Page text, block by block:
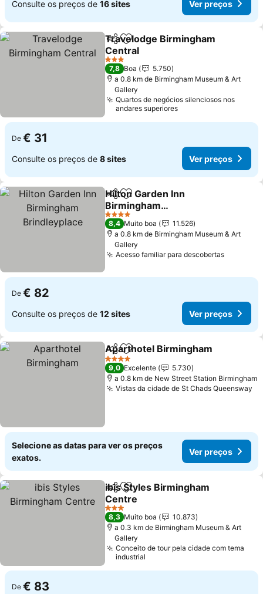
Consulte os preços de 16 sites Ver preços
PartilharAdicionar aos favoritos
Travelodge Birmingham
Central
3 Estrelas
7,8 Boa
5.750
a 0.8 km de Birmingham Museum & Art
Gallery
Quartos de negócios silenciosos nos
andares superiores
De € 31
Consulte os preços de 8 sites Ver preços
PartilharAdicionar aos favoritos
Hilton Garden Inn
Birmingham
Brindleyplace
4 Estrelas
8,4 Muito boa
11.526
a 0.8 km de Birmingham Museum & Art
Gallery
Acesso familiar para descobertas
De € 82
Consulte os preços de 12 sites Ver preços
PartilharAdicionar aos favoritos
Aparthotel Birmingham
4 Estrelas
9,0 Excelente
5.730
a 0.8 km de New Street Station Birmingham
Vistas da cidade de St Chads Queensway
Selecione as datas para ver os preços
exatos.
Ver preços
PartilharAdicionar aos favoritos
ibis Styles Birmingham
Centre
3 Estrelas
8,3 Muito boa
10.873
a 0.3 km de Birmingham Museum & Art
Gallery
Conceito de tour pela cidade com tema
industrial
De € 83